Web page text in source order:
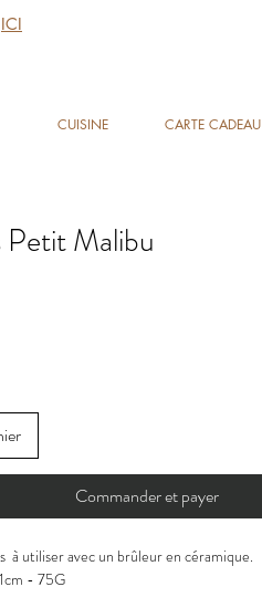
ICI
CUISINE CARTE CADEAU
Petit Malibu
Commander et payer
à utiliser avec un brûleur en céramique.
- 75G